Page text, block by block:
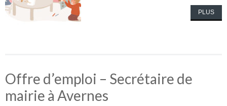
PLUS
Offre d’emploi – Secrétaire de
mairie à Avernes